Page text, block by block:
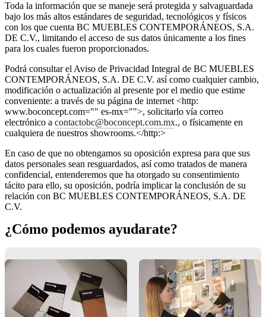
nuestros
diseñadoresPersonalizaciónCarreraStandards
and
certificationsDeclaración
de
franquiciadoProfessionalsTrade
ProgramProjectsArticles
and
news
Toda la información que se maneje será protegida y salvaguardada
bajo los más altos estándares de seguridad, tecnológicos y físicos
con los que cuenta BC MUEBLES CONTEMPORÁNEOS, S.A.
DE C.V., limitando el acceso de sus datos únicamente a los fines
para los cuales fueron proporcionados.
Podrá consultar el Aviso de Privacidad Integral de BC MUEBLES
CONTEMPORÁNEOS, S.A. DE C.V. así como cualquier cambio,
modificación o actualización al presente por el medio que estime
conveniente: a través de su página de internet <http:
www.boconcept.com="" es-mx="">, solicitarlo vía correo
electrónico a contactobc@boconcept.com.mx., o físicamente en
cualquiera de nuestros showrooms.</http:>
En caso de que no obtengamos su oposición expresa para que sus
datos personales sean resguardados, así como tratados de manera
confidencial, entenderemos que ha otorgado su consentimiento
tácito para ello, su oposición, podría implicar la conclusión de su
relación con BC MUEBLES CONTEMPORÁNEOS, S.A. DE
C.V.
¿Cómo podemos ayudarate?
Contacta con
nosotros
Entrega Garantía